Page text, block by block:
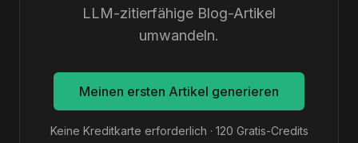
LLM-zitierfähige Blog-Artikel
umwandeln.
Meinen ersten Artikel generieren
Keine Kreditkarte erforderlich · 120 Gratis-Credits